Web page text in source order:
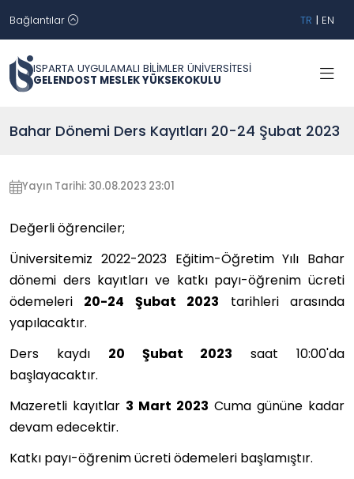
Bağlantılar TR | EN
ISPARTA UYGULAMALI BİLİMLER ÜNİVERSİTESİ
GELENDOST MESLEK YÜKSEKOKULU
Bahar Dönemi Ders Kayıtları 20-24 Şubat 2023
Yayın Tarihi: 30.08.2023 23:01
Değerli öğrenciler;
Üniversitemiz 2022-2023 Eğitim-Öğretim Yılı Bahar
dönemi ders kayıtları ve katkı payı-öğrenim ücreti
ödemeleri 20-24 Şubat 2023 tarihleri arasında
yapılacaktır.
Ders kaydı 20 Şubat 2023 saat 10:00'da
başlayacaktır.
Mazeretli kayıtlar 3 Mart 2023 Cuma gününe kadar
devam edecektir.
Katkı payı-öğrenim ücreti ödemeleri başlamıştır.